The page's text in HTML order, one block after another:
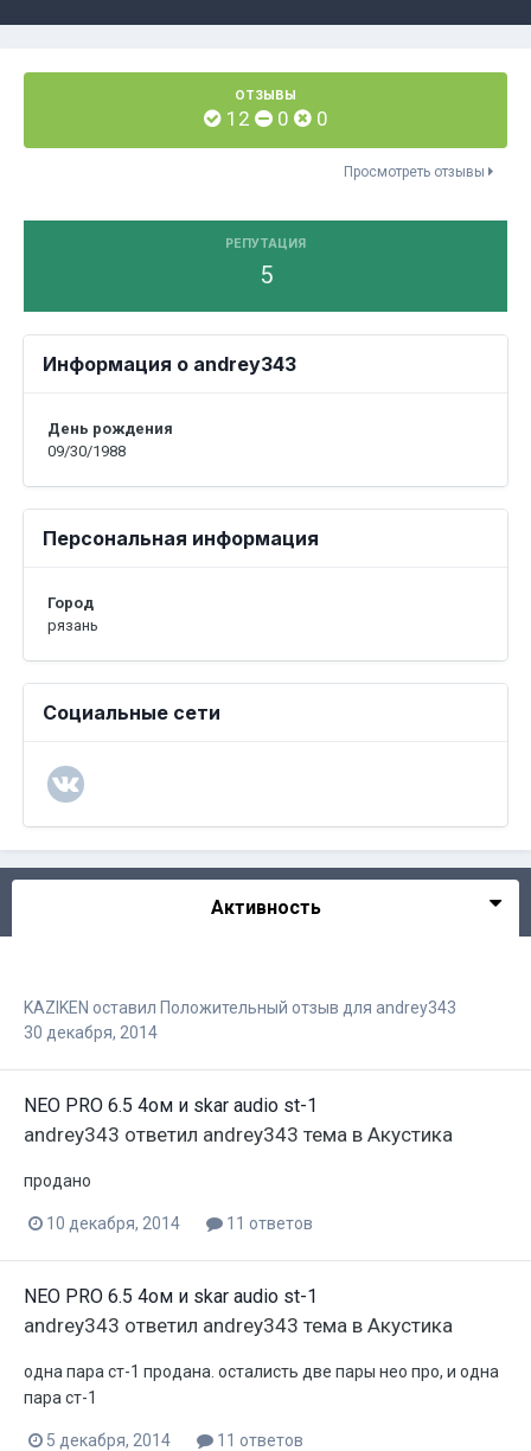
ОТЗЫВЫ
12 0 0
Просмотреть отзывы
РЕПУТАЦИЯ
5
Информация о andrey343
День рождения
09/30/1988
Персональная информация
Город
рязaнь
Социальные сети
Активность
KAZIKEN оставил Положительный отзыв для andrey343
30 декабря, 2014
NEO PRO 6.5 4ом и skar audio st-1
andrey343 ответил andrey343 тема в Акустика
продано
10 декабря, 2014 11 ответов
NEO PRO 6.5 4ом и skar audio st-1
andrey343 ответил andrey343 тема в Акустика
одна пара ст-1 продана. осталисть две пары нео про, и одна
пара ст-1
5 декабря, 2014 11 ответов